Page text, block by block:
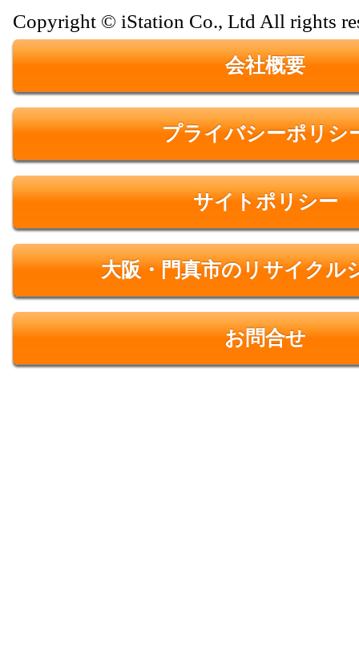
Copyright © iStation Co., Ltd All rights
会社概要
プライバシーポリシ
サイトポリシー
大阪・門真市のリサイクル
お問合せ